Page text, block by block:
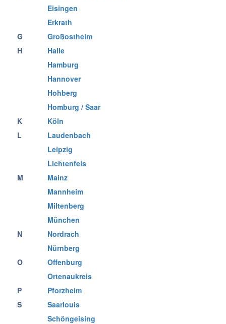
Eisingen
Erkrath
G
Großostheim
H
Halle
Hamburg
Hannover
Hohberg
Homburg / Saar
K
Köln
L
Laudenbach
Leipzig
Lichtenfels
M
Mainz
Mannheim
Miltenberg
München
N
Nordrach
Nürnberg
O
Offenburg
Ortenaukreis
P
Pforzheim
S
Saarlouis
Schöngeising